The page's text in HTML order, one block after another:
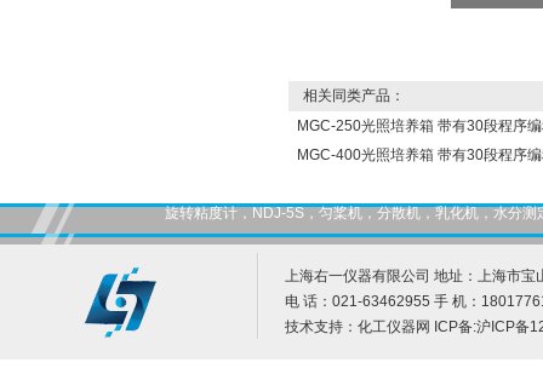
相关同类产品：
MGC-250光照培养箱 带有30段程序
MGC-400光照培养箱 带有30段程序
旋转粘度计，NDJ-5S，匀桨机，分散机，乳化机，水分
上海右一仪器有限公司 地址：上海市宝
电 话：021-63462955 手 机：
技术支持： 化工仪器网 ICP备:沪ICP备